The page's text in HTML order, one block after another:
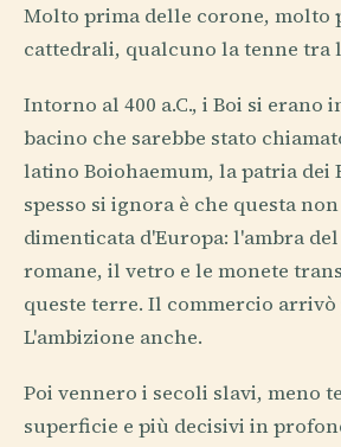
Molto prima delle corone, molto
cattedrali, qualcuno la tenne tra
Intorno al 400 a.C., i Boi si erano
bacino che sarebbe stato
latino Boiohaemum, la patria dei
spesso si ignora è che questa
dimenticata d'Europa: l'ambra
romane, il vetro e le monete
queste terre. Il commercio arrivò
L'ambizione anche.
Poi vennero i secoli slavi, meno
superficie e più decisivi in